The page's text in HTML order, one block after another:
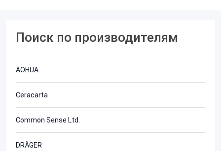
Поиск по производителям
AOHUA
Ceracarta
Common Sense Ltd.
DRÄGER